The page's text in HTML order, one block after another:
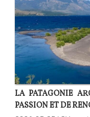
LA PATAGONIE
PASSION ET DE